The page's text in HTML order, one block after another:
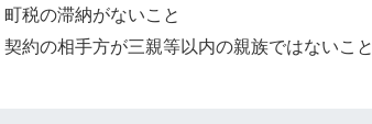
町税の滞納がないこと
契約の相手方が三親等以内の親族ではないこと